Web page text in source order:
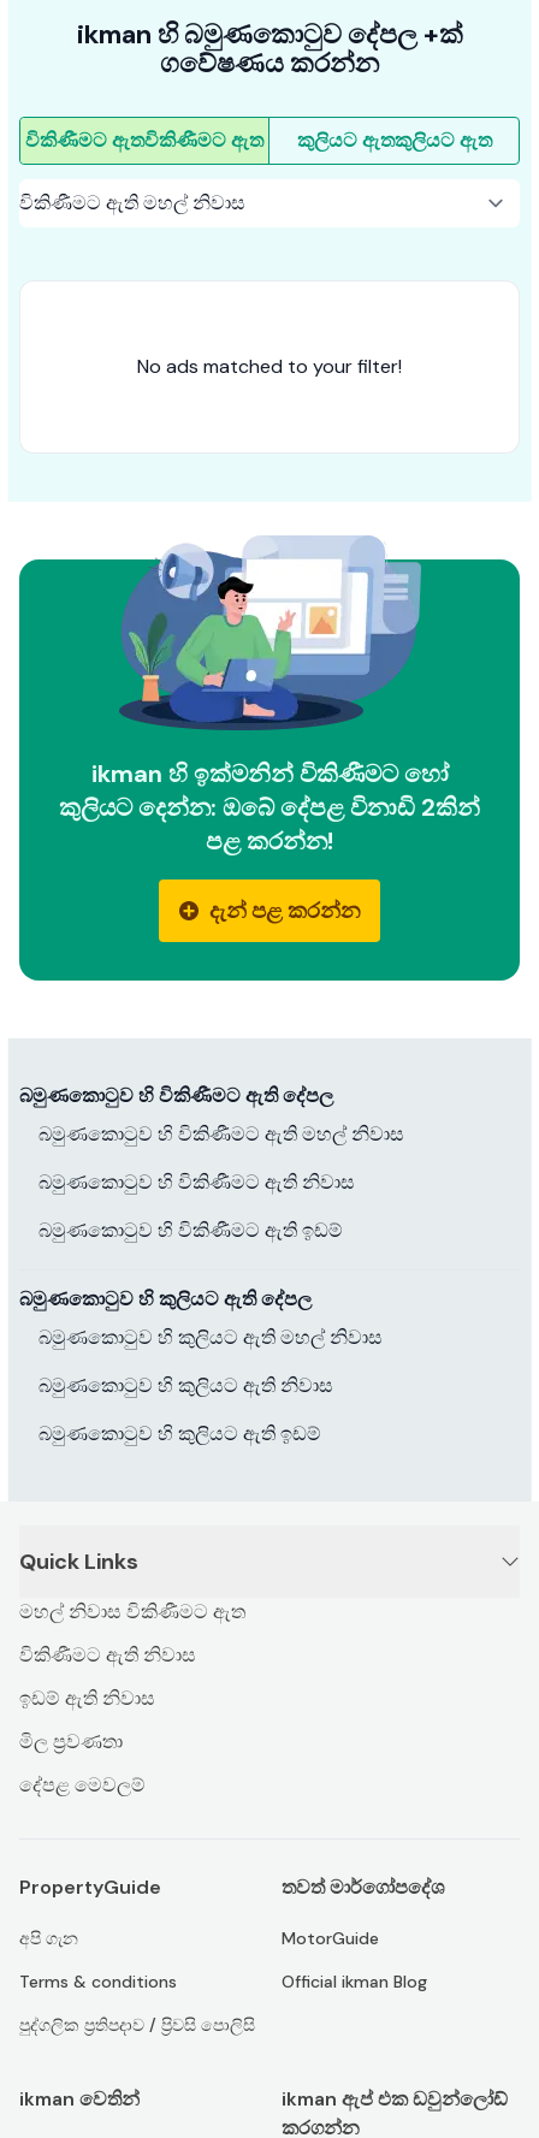
ikman හි බමුණකොටුව දේපල +ක්
ගවේෂණය කරන්න
විකිණීමට ඇතවිකිණීමට ඇත කුලියට ඇතකුලියට ඇත
No ads matched to your filter!
ikman හි ඉක්මනින් විකිණීමට හෝ
කුලියට දෙන්න: ඔබේ දේපළ විනාඩි 2කින්
පළ කරන්න!
දැන් පළ කරන්න
බමුණකොටුව හි විකිණීමට ඇති දේපල
බමුණකොටුව හි විකිණීමට ඇති මහල් නිවාස
බමුණකොටුව හි විකිණීමට ඇති නිවාස
බමුණකොටුව හි විකිණීමට ඇති ඉඩම්
බමුණකොටුව හි කුලියට ඇති දේපල
බමුණකොටුව හි කුලියට ඇති මහල් නිවාස
බමුණකොටුව හි කුලියට ඇති නිවාස
බමුණකොටුව හි කුලියට ඇති ඉඩම්
Quick Links
මහල් නිවාස විකිණීමට ඇත
විකිණීමට ඇති නිවාස
ඉඩම් ඇති නිවාස
මිල ප්‍රවණතා
දේපළ මෙවලම්
PropertyGuide
අපි ගැන
Terms & conditions
පුද්ගලික ප්‍රතිපදාව / ප්‍රිවසි පොලිසි
තවත් මාර්ගෝපදේශ
MotorGuide
Official ikman Blog
ikman වෙතින්
ikman ඇප් එක ඩවුන්ලෝඩ්
කරගන්න